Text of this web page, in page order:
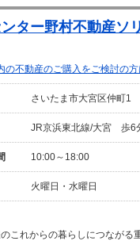
ター野村不動産ソ
の不動産のご購入をご検討の
さいたま市大宮区仲町1
JR京浜東北線/大宮 歩6
10:00～18:00
火曜日・水曜日
これからの暮らしにつながる